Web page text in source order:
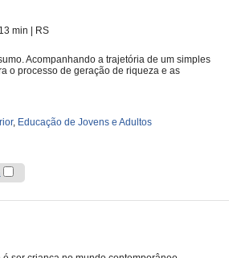
| 13 min
RS
Acompanhando a trajetória de um simples
o processo de geração de riqueza e as
, Educação de Jovens e Adultos